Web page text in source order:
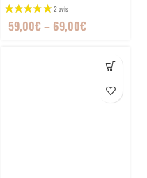
59,00€– 69,00€